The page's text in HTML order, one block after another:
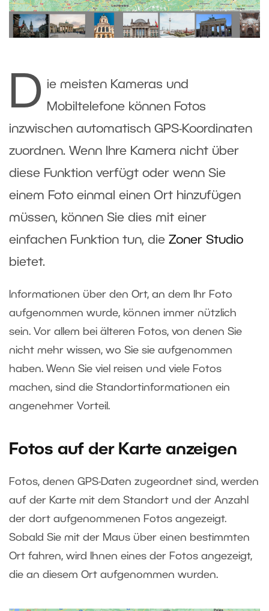
D ie meisten Kameras und
Mobiltelefone können Fotos
inzwischen automatisch GPS-Koordinaten
zuordnen. Wenn Ihre Kamera nicht über
diese Funktion verfügt oder wenn Sie
einem Foto einmal einen Ort hinzufügen
müssen, können Sie dies mit einer
einfachen Funktion tun, die Zoner Studio
bietet.
Informationen über den Ort, an dem Ihr Foto
aufgenommen wurde, können immer nützlich
sein. Vor allem bei älteren Fotos, von denen Sie
nicht mehr wissen, wo Sie sie aufgenommen
haben. Wenn Sie viel reisen und viele Fotos
machen, sind die Standortinformationen ein
angenehmer Vorteil.
Fotos auf der Karte anzeigen
Fotos, denen GPS-Daten zugeordnet sind, werden
auf der Karte mit dem Standort und der Anzahl
der dort aufgenommenen Fotos angezeigt.
Sobald Sie mit der Maus über einen bestimmten
Ort fahren, wird Ihnen eines der Fotos angezeigt,
die an diesem Ort aufgenommen wurden.